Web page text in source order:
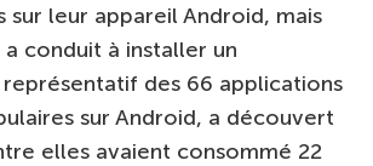
sur leur appareil Android, mais
a conduit à installer un
des 66 applications
sur Android, a découvert
elles avaient consommé 22